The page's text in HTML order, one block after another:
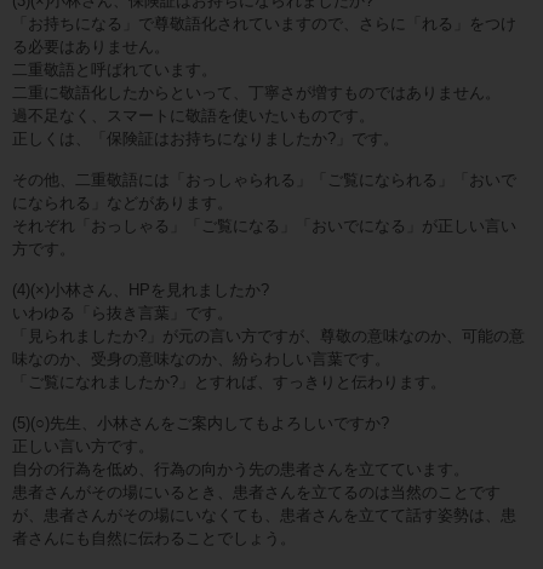
「お持ちになる」で尊敬語化されていますので、さらに「れる」をつけ
る必要はありません。
二重敬語と呼ばれています。
二重に敬語化したからといって、丁寧さが増すものではありません。
過不足なく、スマートに敬語を使いたいものです。
正しくは、「保険証はお持ちになりましたか?」です。
その他、二重敬語には「おっしゃられる」「ご覧になられる」「おいで
になられる」などがあります。
それぞれ「おっしゃる」「ご覧になる」「おいでになる」が正しい言い
方です。
(4)(×)小林さん、HPを見れましたか?
いわゆる「ら抜き言葉」です。
「見られましたか?」が元の言い方ですが、尊敬の意味なのか、可能の意
味なのか、受身の意味なのか、紛らわしい言葉です。
「ご覧になれましたか?」とすれば、すっきりと伝わります。
(5)(○)先生、小林さんをご案内してもよろしいですか?
正しい言い方です。
自分の行為を低め、行為の向かう先の患者さんを立てています。
患者さんがその場にいるとき、患者さんを立てるのは当然のことです
が、患者さんがその場にいなくても、患者さんを立てて話す姿勢は、患
者さんにも自然に伝わることでしょう。